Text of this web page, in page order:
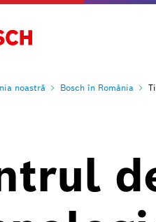
noastră Bosch în România